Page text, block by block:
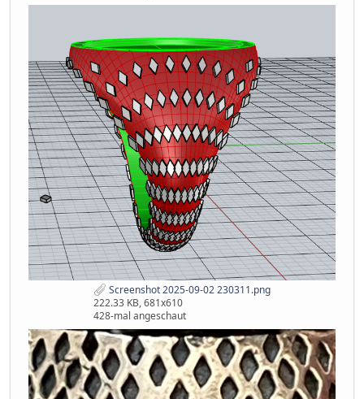
Screenshot 2025-09-02 230311.png
222.33 KB, 681x610
428-mal angeschaut